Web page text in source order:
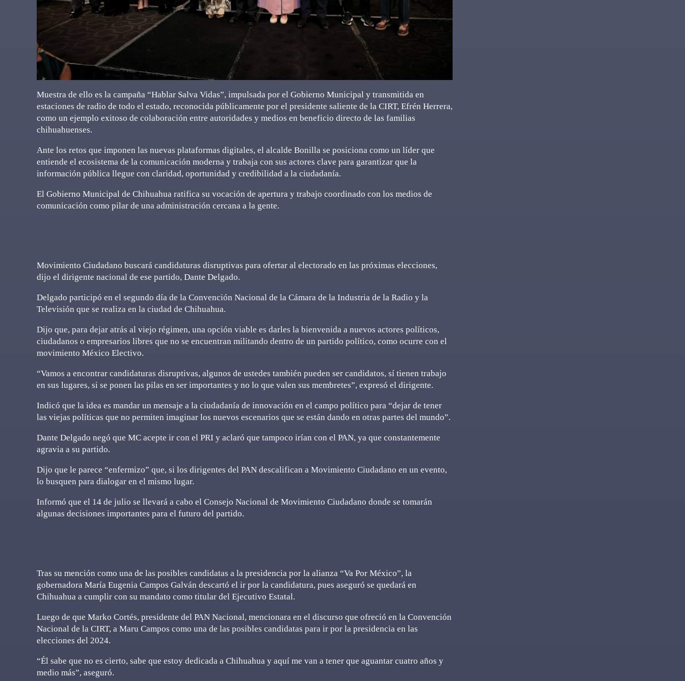
Muestra de ello es la campaña “Hablar Salva Vidas”, impulsada por el Gobierno Municipal y transmitida en
estaciones de radio de todo el estado, reconocida públicamente por el presidente saliente de la CIRT, Efrén Herrera,
como un ejemplo exitoso de colaboración entre autoridades y medios en beneficio directo de las familias
chihuahuenses.
Ante los retos que imponen las nuevas plataformas digitales, el alcalde Bonilla se posiciona como un líder que
entiende el ecosistema de la comunicación moderna y trabaja con sus actores clave para garantizar que la
información pública llegue con claridad, oportunidad y credibilidad a la ciudadanía.
El Gobierno Municipal de Chihuahua ratifica su vocación de apertura y trabajo coordinado con los medios de
comunicación como pilar de una administración cercana a la gente.
Movimiento Ciudadano buscará candidaturas disruptivas para ofertar al electorado en las próximas elecciones,
dijo el dirigente nacional de ese partido, Dante Delgado.
Delgado participó en el segundo día de la Convención Nacional de la Cámara de la Industria de la Radio y la
Televisión que se realiza en la ciudad de Chihuahua.
Dijo que, para dejar atrás al viejo régimen, una opción viable es darles la bienvenida a nuevos actores políticos,
ciudadanos o empresarios libres que no se encuentran militando dentro de un partido político, como ocurre con el
movimiento México Electivo.
“Vamos a encontrar candidaturas disruptivas, algunos de ustedes también pueden ser candidatos, sí tienen trabajo
en sus lugares, si se ponen las pilas en ser importantes y no lo que valen sus membretes”, expresó el dirigente.
Indicó que la idea es mandar un mensaje a la ciudadanía de innovación en el campo político para “dejar de tener
las viejas políticas que no permiten imaginar los nuevos escenarios que se están dando en otras partes del mundo”.
Dante Delgado negó que MC acepte ir con el PRI y aclaró que tampoco irían con el PAN, ya que constantemente
agravia a su partido.
Dijo que le parece “enfermizo” que, si los dirigentes del PAN descalifican a Movimiento Ciudadano en un evento,
lo busquen para dialogar en el mismo lugar.
Informó que el 14 de julio se llevará a cabo el Consejo Nacional de Movimiento Ciudadano donde se tomarán
algunas decisiones importantes para el futuro del partido.
Tras su mención como una de las posibles candidatas a la presidencia por la alianza “Va Por México”, la
gobernadora María Eugenia Campos Galván descartó el ir por la candidatura, pues aseguró se quedará en
Chihuahua a cumplir con su mandato como titular del Ejecutivo Estatal.
Luego de que Marko Cortés, presidente del PAN Nacional, mencionara en el discurso que ofreció en la Convención
Nacional de la CIRT, a Maru Campos como una de las posibles candidatas para ir por la presidencia en las
elecciones del 2024.
“Él sabe que no es cierto, sabe que estoy dedicada a Chihuahua y aquí me van a tener que aguantar cuatro años y
medio más”, aseguró.